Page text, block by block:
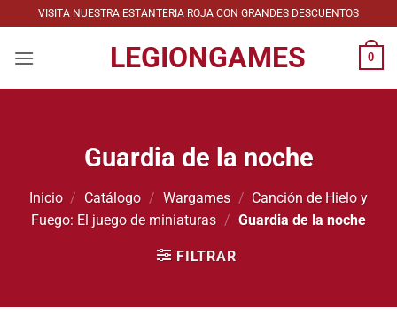
al
contenido
VISITA NUESTRA ESTANTERIA ROJA CON GRANDES DESCUENTOS
LEGIONGAMES 0
Guardia de la noche
Inicio / Catálogo / Wargames / Canción de Hielo y
Fuego: El juego de miniaturas / Guardia de la noche
FILTRAR